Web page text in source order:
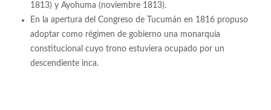
1813) y Ayohuma (noviembre 1813).
En la apertura del Congreso de Tucumán en 1816 propuso
adoptar como régimen de gobierno una monarquía
constitucional cuyo trono estuviera ocupado por un
descendiente inca.